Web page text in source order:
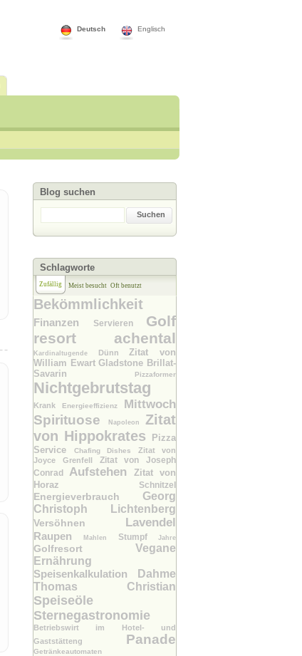
Englisch
Deutsch
Blog suchen
Suchen
Schlagworte
Zufällig Meist besucht Oft benutzt
Bekömmlichkeit
Finanzen Servieren Golf
resort achental
Kardinaltugende DünnZitat von
William Ewart Gladstone Brillat-
Savarin
Pizzaformer
Nichtgebrutstag
Krank Energieeffizienz Mittwoch
Spirituose Napoleon Zitat
von Hippokrates
Pizza
Service
Chafing Dishes Zitat von
Joyce Grenfell Zitat von Joseph
Conrad Aufstehen
Zitat von
Horaz
Schnitzel
Energieverbrauch Georg
Christoph Lichtenberg
Versöhnen Lavendel
RaupenMahlen StumpfJahre
Golfresort Vegane
Ernährung
Speisenkalkulation
Dahme
Thomas Christian
Speiseöle
Sternegastronomie
Betriebswirt im Hotel- und
Gaststätteng Panade
Getränkeautomaten